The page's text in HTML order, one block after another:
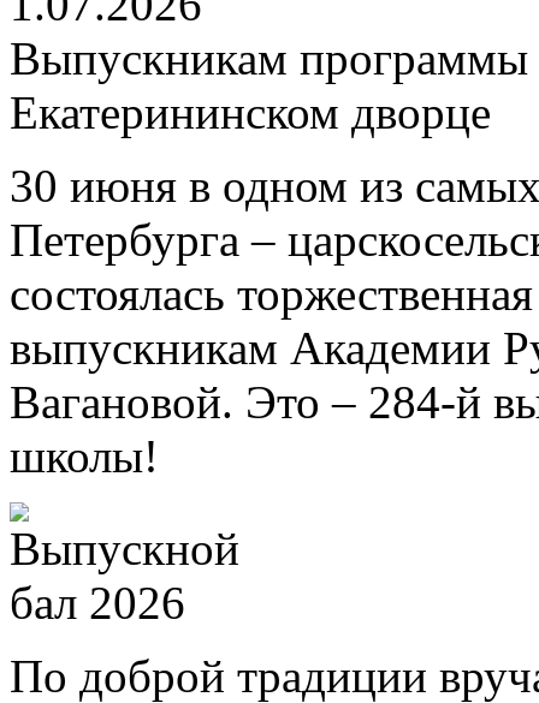
Выпускникам
Екатерининском дворце
30 июня в одном из
Петербурга –
состоялась
выпускникам Академии
Вагановой. Это – 284-й
школы!
По доброй традиции